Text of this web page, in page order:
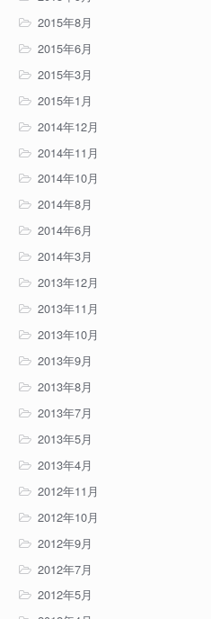
2015年8月
2015年6月
2015年3月
2015年1月
2014年12月
2014年11月
2014年10月
2014年8月
2014年6月
2014年3月
2013年12月
2013年11月
2013年10月
2013年9月
2013年8月
2013年7月
2013年5月
2013年4月
2012年11月
2012年10月
2012年9月
2012年7月
2012年5月